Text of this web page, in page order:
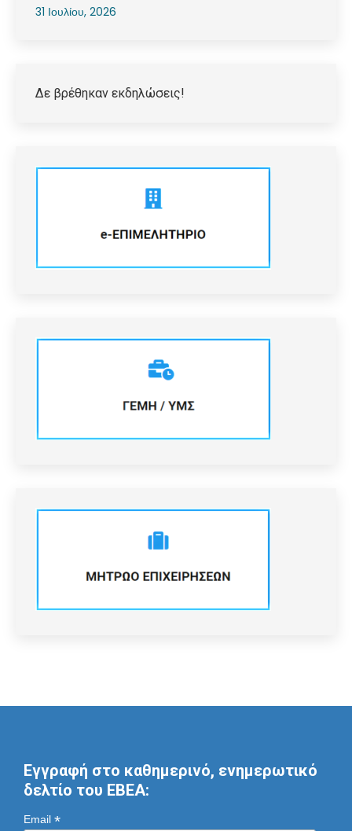
31 Ιουλίου, 2026
Δε βρέθηκαν εκδηλώσεις!
Εγγραφή στο καθημερινό, ενημερωτικό
δελτίο του ΕΒΕΑ:
Email *